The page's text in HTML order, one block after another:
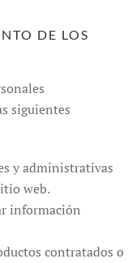
DE LOS
siguientes
y administrativas
web.
información
contratados o